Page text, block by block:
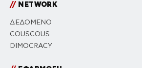
//NETWORK
ΔΕΔΟΜΕΝΟ
COUSCOUS
DIMOCRACY